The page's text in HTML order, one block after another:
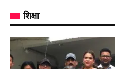
शिक्षा